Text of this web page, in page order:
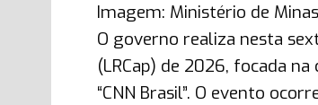
Imagem: Ministério de
O governo realiza nesta
(LRCap) de 2026, focada
“CNN Brasil”. O evento